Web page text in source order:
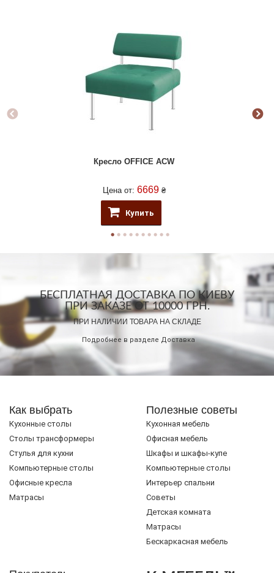
Кресло OFFICE ACW
Цена от: 6669 ₴
Купить
БЕСПЛАТНАЯ ДОСТАВКА ПО КИЕВУ
ПРИ ЗАКАЗЕ ОТ 10000 ГРН.
ПРИ НАЛИЧИИ ТОВАРА НА СКЛАДЕ
Подробнее в разделе Доставка
Как выбрать
Кухонные столы
Cтолы трансформеры
Стулья для кухни
Компьютерные столы
Офисные кресла
Матрасы
Полезные советы
Кухонная мебель
Офисная мебель
Шкафы и шкафы-купе
Компьютерные столы
Интерьер спальни
Советы
Детская комната
Матрасы
Бескаркасная мебель